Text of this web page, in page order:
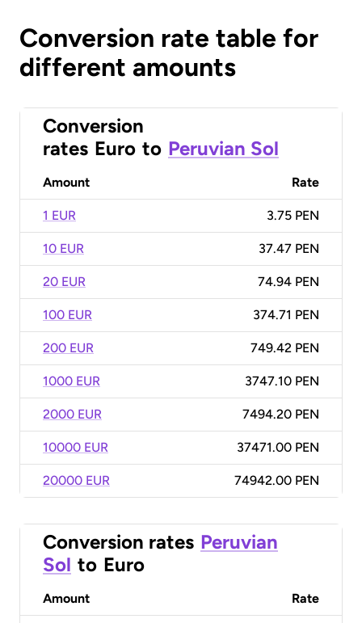
Conversion rate table for
different amounts
Conversion
rates Euro to Peruvian Sol
Amount Rate
1 EUR 3.75 PEN
10 EUR 37.47 PEN
20 EUR 74.94 PEN
100 EUR 374.71 PEN
200 EUR 749.42 PEN
1000 EUR 3747.10 PEN
2000 EUR 7494.20 PEN
10000 EUR 37471.00 PEN
20000 EUR 74942.00 PEN
Conversion rates Peruvian
Sol to Euro
Amount Rate